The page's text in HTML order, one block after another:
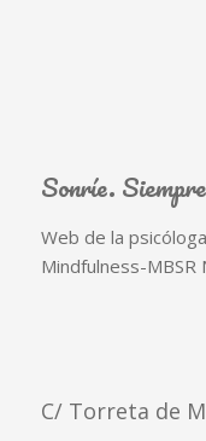
Sonríe.
Web de la
Mindfulness-MBSR
C/ Torreta de